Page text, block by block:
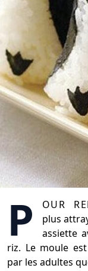
P
our
plus
assiette
riz. Le moule
par les adultes